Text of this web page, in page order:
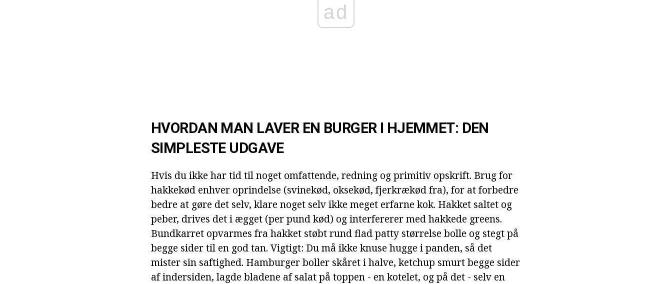
ad
HVORDAN MAN LAVER EN BURGER I HJEMMET: DEN
SIMPLESTE UDGAVE
Hvis du ikke har tid til noget omfattende, redning og primitiv opskrift. Brug for
hakkekød enhver oprindelse (svinekød, oksekød, fjerkrækød fra), for at forbedre
bedre at gøre det selv, klare noget selv ikke meget erfarne kok. Hakket saltet og
peber, drives det i ægget (per pund kød) og interfererer med hakkede greens.
Bundkarret opvarmes fra hakket støbt rund flad patty størrelse bolle og stegt på
begge sider til en god tan. Vigtigt: Du må ikke knuse hugge i panden, så det
mister sin saftighed. Hamburger boller skåret i halve, ketchup smurt begge sider
af indersiden, lagde bladene af salat på toppen - en kotelet, og på det - selv en